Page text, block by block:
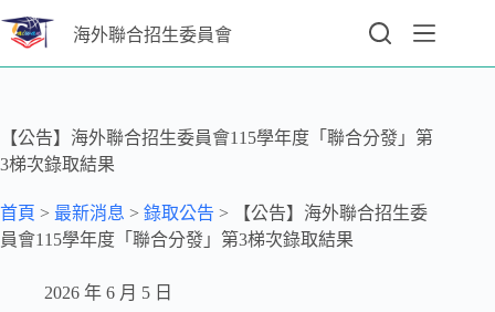
海外聯合招生委員會
【公告】海外聯合招生委員會115學年度「聯合分發」第
3梯次錄取結果
首頁 > 最新消息 > 錄取公告 >
【公告】海外聯合招生委
員會115學年度「聯合分發」第3梯次錄取結果
2026 年 6 月 5 日